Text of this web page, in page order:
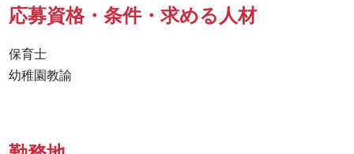
応募資格・条件・求める人材
保育士
幼稚園教諭